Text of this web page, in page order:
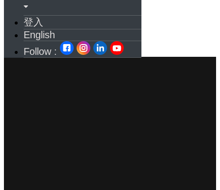
登入
English
Follow :